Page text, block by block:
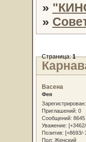
»
»
Страница:1
Васена
Фея
Зарегистрирован
Приглашений: 0
Сообщений: 8645
Уважение:
Позитив: [+8693/-
Пол: Женский